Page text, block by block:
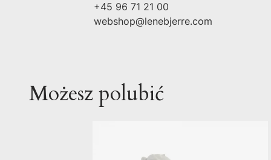
+45 96 71 21 00
webshop@lenebjerre.com
Możesz polubić